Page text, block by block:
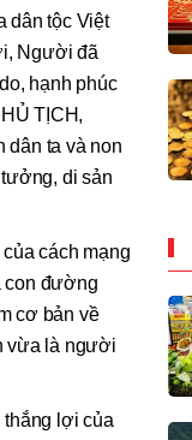
dân tộc Việt
Người đã
hạnh phúc
TỊCH,
dân ta và non
di sản
cách mạng
con đường
cơ bản về
vừa là người
thắng lợi của